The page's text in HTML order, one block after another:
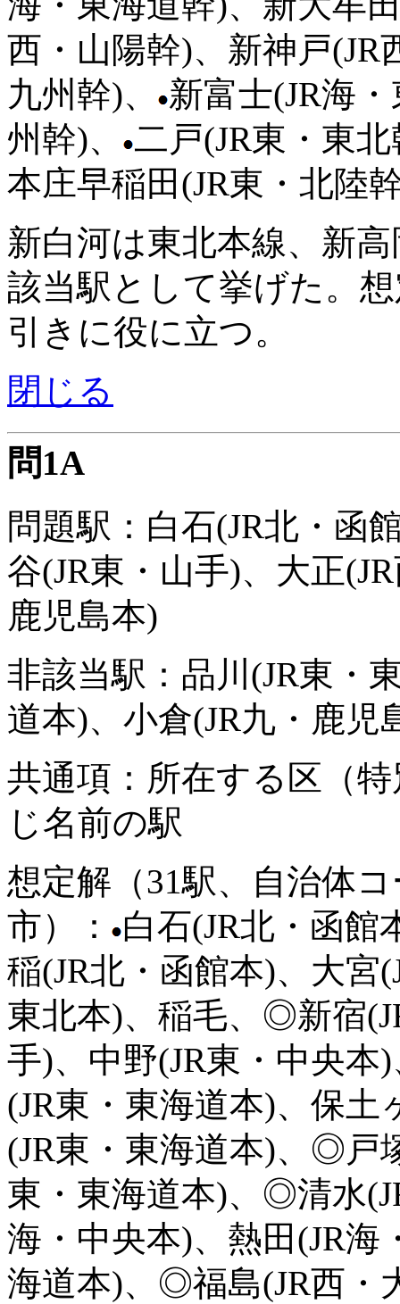
西・山陽幹)、新神戸(JR
九州幹)、
新富士(JR海
州幹)、
二戸(JR東・東
本庄早稲田(JR東・北陸
新白河は東北本線、新
該当駅として挙げた。
引きに役に立つ。
閉じる
問1A
問題駅：白石(JR北・函
谷(JR東・山手)、大正
鹿児島本)
非該当駅：品川(JR東・
道本)、小倉(JR九・鹿児
共通項：所在する区（
じ名前の駅
想定解（31駅、自治体
市）：
白石(JR北・函館
稲(JR北・函館本)、大宮
東北本)、稲毛、◎新宿
手)、中野(JR東・中央
(JR東・東海道本)、保土
(JR東・東海道本)、◎戸
東・東海道本)、◎清水
海・中央本)、熱田(JR
海道本)、◎福島(JR西・